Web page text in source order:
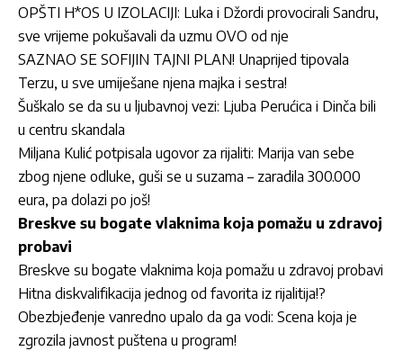
OPŠTI H*OS U IZOLACIJI: Luka i Džordi provocirali Sandru,
sve vrijeme pokušavali da uzmu OVO od nje
SAZNAO SE SOFIJIN TAJNI PLAN! Unaprijed tipovala
Terzu, u sve umiješane njena majka i sestra!
Šuškalo se da su u ljubavnoj vezi: Ljuba Perućica i Dinča bili
u centru skandala
Miljana Kulić potpisala ugovor za rijaliti: Marija van sebe
zbog njene odluke, guši se u suzama – zaradila 300.000
eura, pa dolazi po još!
Breskve su bogate vlaknima koja pomažu u zdravoj
probavi
Breskve su bogate vlaknima koja pomažu u zdravoj probavi
Hitna diskvalifikacija jednog od favorita iz rijalitija!?
Obezbjeđenje vanredno upalo da ga vodi: Scena koja je
zgrozila javnost puštena u program!